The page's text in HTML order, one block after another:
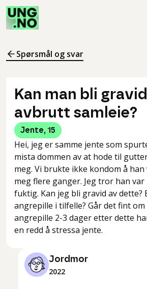
Spørsmål og svar
Kan man bli
avbrutt samleie?
Jente, 15
Hei, jeg er samme jente som
mista dommen av at hode til
meg. Vi brukte ikke kondom å
meg flere ganger. Jeg tror han
fuktig. Kan jeg bli gravid av dette?
angrepille i tilfelle? Går det fint
angrepille 2-3 dager etter dette
en redd å stressa jente.
Jordmor
2022